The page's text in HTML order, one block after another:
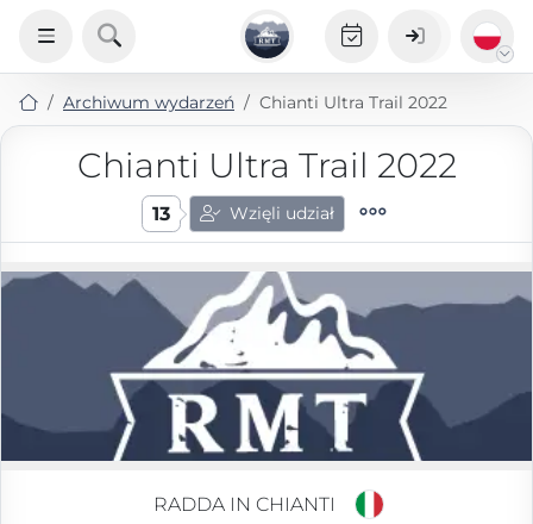
Archiwum wydarzeń Chianti Ultra Trail 2022
Chianti Ultra Trail 2022
13 Wzięli udział
RADDA IN CHIANTI